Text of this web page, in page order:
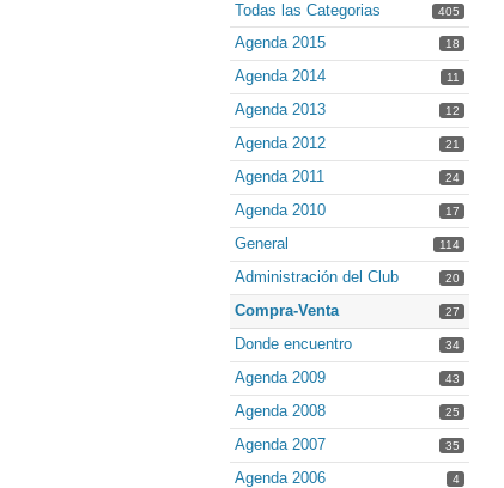
Todas las Categorias 405
Agenda 2015 18
Agenda 2014 11
Agenda 2013 12
Agenda 2012 21
Agenda 2011 24
Agenda 2010 17
General 114
Administración del Club 20
Compra-Venta 27
Donde encuentro 34
Agenda 2009 43
Agenda 2008 25
Agenda 2007 35
Agenda 2006 4